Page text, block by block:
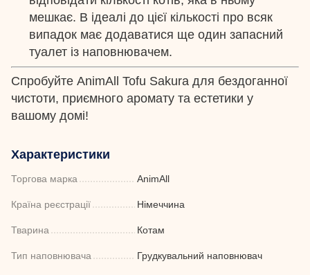
мешкає. В ідеалі до цієї кількості про всяк
випадок має додаватися ще один запасний
туалет із наповнювачем.
Спробуйте AnimAll Tofu Sakura для бездоганної
чистоти, приємного аромату та естетики у
вашому домі!
Характеристики
Торгова марка AnimAll
Країна реєстрації Німеччина
Тварина Котам
Тип наповнювача Грудкувальний наповнювач